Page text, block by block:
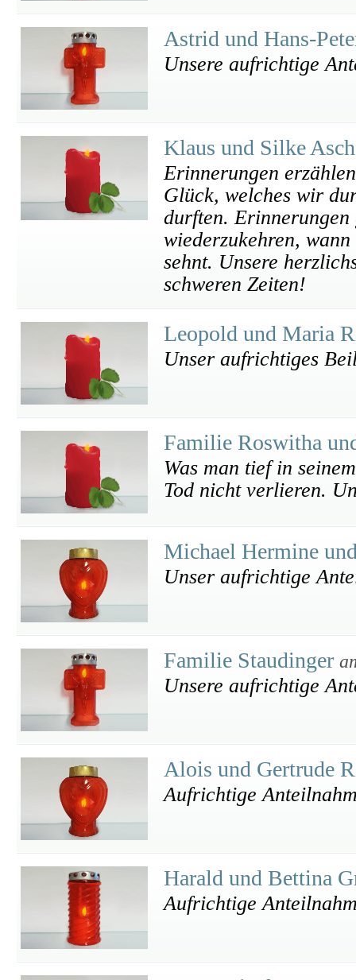
Astrid und Hans-
Unsere aufrichtige
Klaus und Silke
Erinnerungen
Glück, welches wir
durften. Erinnerungen
wiederzukehren,
sehnt. Unsere
schweren Zeiten!
Leopold und Maria
Unser aufrichtiges
Familie Roswitha
Was man tief in
Tod nicht verlieren.
Michael Hermine
Unser aufrichtige
Familie Staudinger
Unsere aufrichtige
Alois und Gertrude
Aufrichtige
Harald und Bettina
Aufrichtige